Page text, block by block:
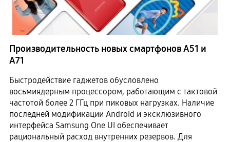
Производительность новых смартфонов А51 и
А71
Быстродействие гаджетов обусловлено
восьмиядерным процессором, работающим с тактовой
частотой более 2 ГГц при пиковых нагрузках. Наличие
последней модификации Android и эксклюзивного
интерфейса Samsung One UI обеспечивает
рациональный расход внутренних резервов. Для